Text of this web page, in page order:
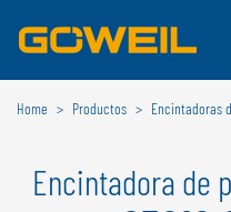
Seleccione su
INTERNACIONAL
Home Productos Encintadoras
Encintadora de